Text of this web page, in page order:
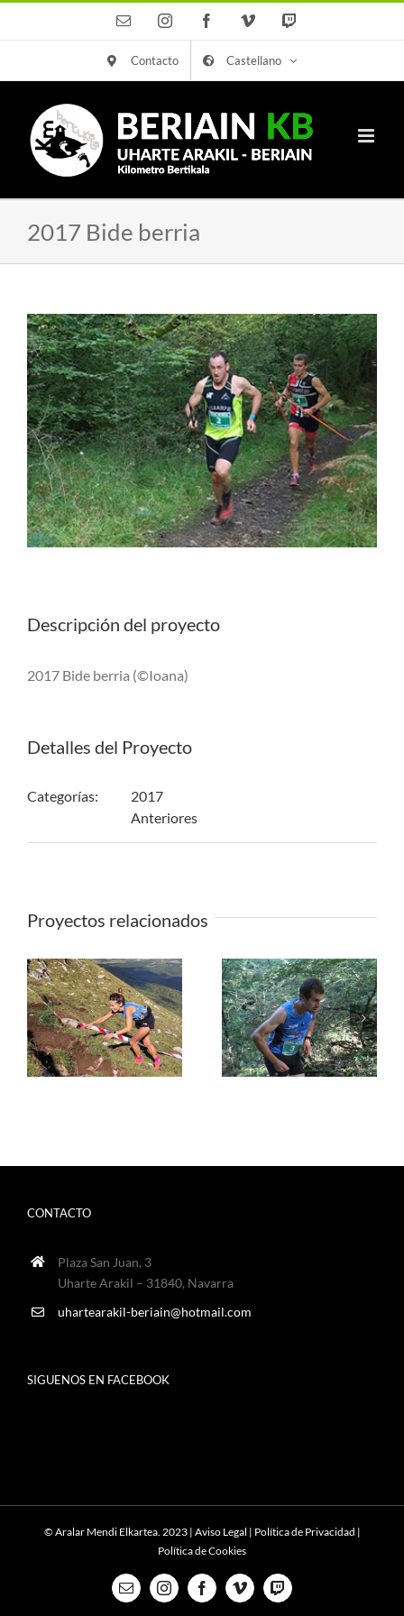
al
CorreoInstagramFacebookVimeo
Contacto Castellano
2017 Bide berria
Descripción del proyecto
2017 Bide berria (©Ioana)
Detalles del Proyecto
Categorías:
2017
Anteriores
Proyectos relacionados
CONTACTO
Plaza San Juan, 3
Uharte Arakil – 31840, Navarra
uhartearakil-beriain@hotmail.com
SIGUENOS EN FACEBOOK
© Aralar Mendi Elkartea. 2023 | Aviso Legal | Política de Privacidad |
Política de Cookies
CorreoInstagramFacebookVimeoTwitch